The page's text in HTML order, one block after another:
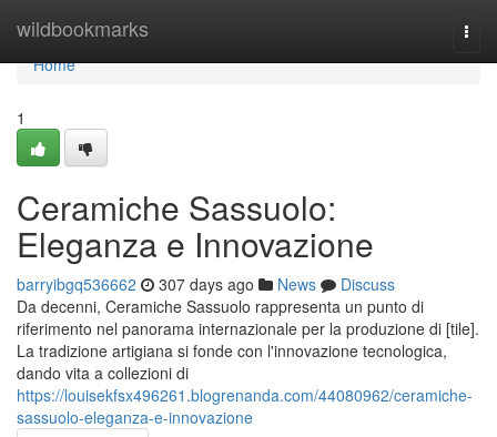
wildbookmarks
Home
Home
1
Ceramiche Sassuolo:
Eleganza e Innovazione
barryibgq536662 307 days ago News
Discuss
Da decenni, Ceramiche Sassuolo rappresenta un punto di
riferimento nel panorama internazionale per la produzione di [tile].
La tradizione artigiana si fonde con l'innovazione tecnologica,
dando vita a collezioni di
https://louisekfsx496261.blogrenanda.com/44080962/ceramiche-
sassuolo-eleganza-e-innovazione